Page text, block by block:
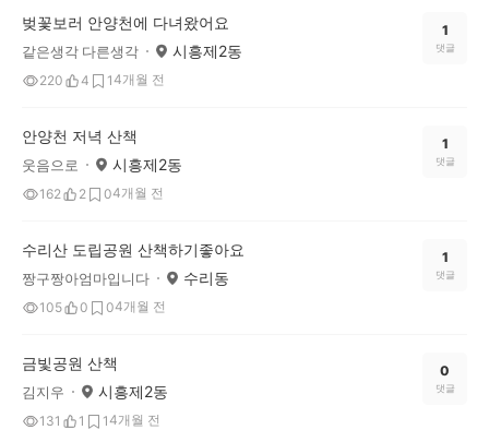
벚꽃보러 안양천에 다녀왔어요
같은생각 다른생각 시흥제2동
220 4 14개월 전
1
댓글
안양천 저녁 산책
웃음으로 시흥제2동
162 2 04개월 전
1
댓글
수리산 도립공원 산책하기좋아요
짱구짱아엄마입니다 수리동
105 0 04개월 전
1
댓글
금빛공원 산책
김지우 시흥제2동
131 1 14개월 전
0
댓글